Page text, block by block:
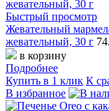
Быстрый просмотр
Жевательный
жевательный, 30 г
в корзину
Подробнее
Купить в 1 клик К
В избранное